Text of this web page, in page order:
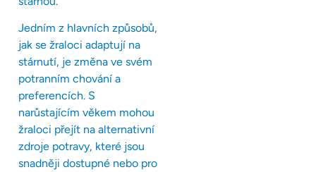
Jedním z hlavních způsobů,
jak se žraloci adaptují na
stárnutí, je změna ve svém
potranním chování a
preferencích. S
narůstajícím věkem mohou
žraloci přejít na alternativní
zdroje potravy, které jsou
snadněji dostupné nebo pro